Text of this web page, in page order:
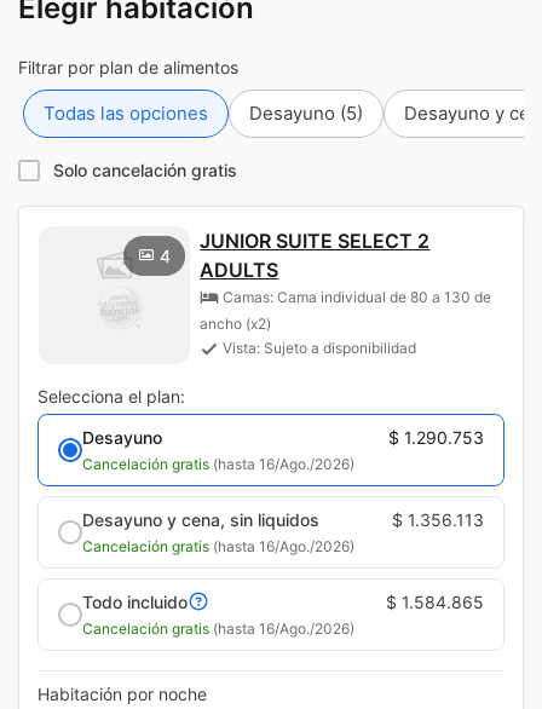
Elegir habitación
Filtrar por plan de alimentos
Todas las opciones Desayuno (5) Desayuno y
Solo cancelación gratis
4
JUNIOR SUITE SELECT 2
ADULTS
Camas: Cama individual de 80 a 130 de
ancho (x2)
Vista: Sujeto a disponibilidad
Selecciona el plan:
Desayuno
$ 1.290.753
Cancelación gratis (hasta 16/Ago./2026)
Desayuno y cena, sin liquidos $ 1.356.113
Cancelación gratis (hasta 16/Ago./2026)
Todo incluido $ 1.584.865
Cancelación gratis (hasta 16/Ago./2026)
Habitación por noche